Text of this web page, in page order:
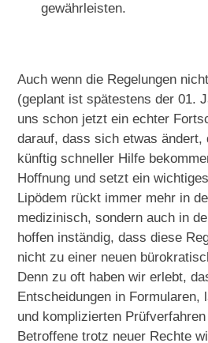
gewährleisten.
Auch wenn die Regelungen
(geplant ist spätestens der 01.
uns schon jetzt ein echter
darauf, dass sich etwas ändert,
künftig schneller Hilfe
Hoffnung und setzt ein
Lipödem rückt immer mehr in
medizinisch, sondern auch in
hoffen inständig, dass diese
nicht zu einer neuen
Denn zu oft haben wir erlebt,
Entscheidungen in Formularen,
und komplizierten
Betroffene trotz neuer Rechte